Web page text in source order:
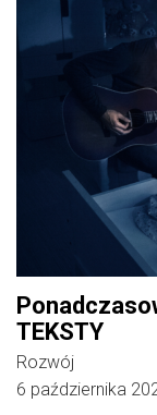
TEKSTY
Rozwój
6 października